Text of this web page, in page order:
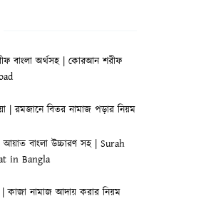
বাংলা অর্থসহ | কোরআন শরীফ
| রমজানে বিতর নামাজ পড়ার নিয়ম
আয়াত বাংলা উচ্চারণ সহ | Surah
in Bangla
কাজা নামাজ আদায় করার নিয়ম